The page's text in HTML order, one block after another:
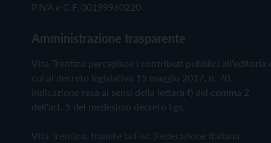
P.IVA e C.F. 00199960220
Amministrazione trasparente
Vita Trentina percepisce i contributi pubblici all'editoria
cui al decreto legislativo 15 maggio 2017, n. 70.
Indicazione resa ai sensi della lettera f) del comma 2
dell'art. 5 del medesimo decreto Lgs.
Vita Trentina, tramite la Fisc (Federazione Italiana